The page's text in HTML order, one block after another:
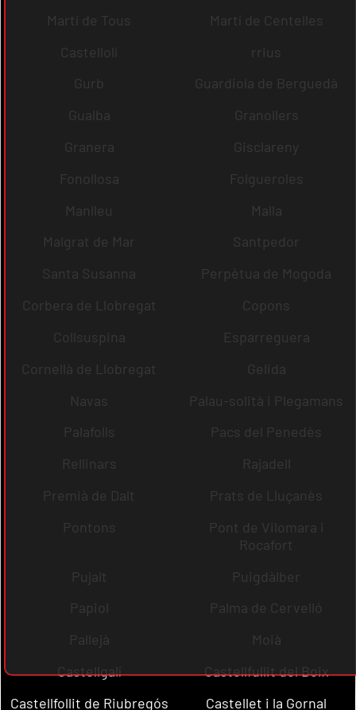
Martí de Tous
Martí de Centelles
Castellolí
rrius
Gurb
Guardiola de Berguedà
Gualba
Granollers
Granera
Gisclareny
Fonollosa
Folgueroles
Manlleu
Malla
Malgrat de Mar
Santpedor
Santa Susanna
Perpètua de Mogoda
Corbera de Llobregat
Copons
Collsuspina
Esparreguera
Cornellà de Llobregat
Gelida
Navas
Palau-solità i Plegamans
Palafolls
Pacs del Penedès
Rellinars
Rajadell
Premià de Dalt
Prats de Lluçanès
Pontons
Pont de Vilomara i
Rocafort
Pujalt
Puigdàlber
Papiol
Palma de Cervelló
Pallejà
Moià
Castellgalí
Castellfullit del Boix
Castellfollit de Riubregós
Castellet i la Gornal